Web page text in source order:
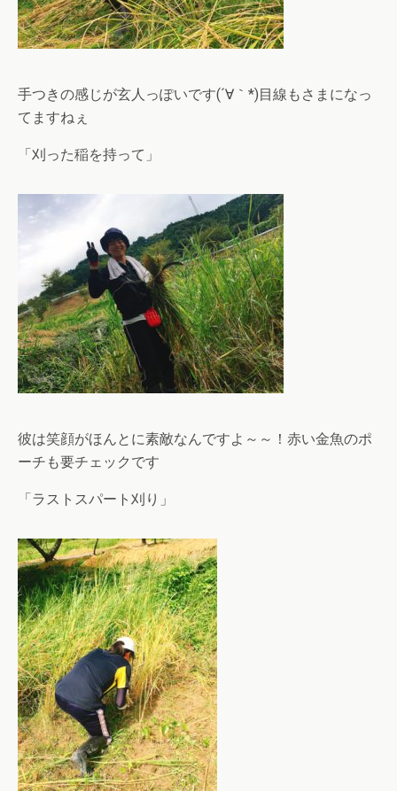
手つきの感じが玄人っぽいです(´∀｀*)目線もさまになっ
てますねぇ
「刈った稲を持って」
彼は笑顔がほんとに素敵なんですよ～～！赤い金魚のポ
ーチも要チェックです
「ラストスパート刈り」